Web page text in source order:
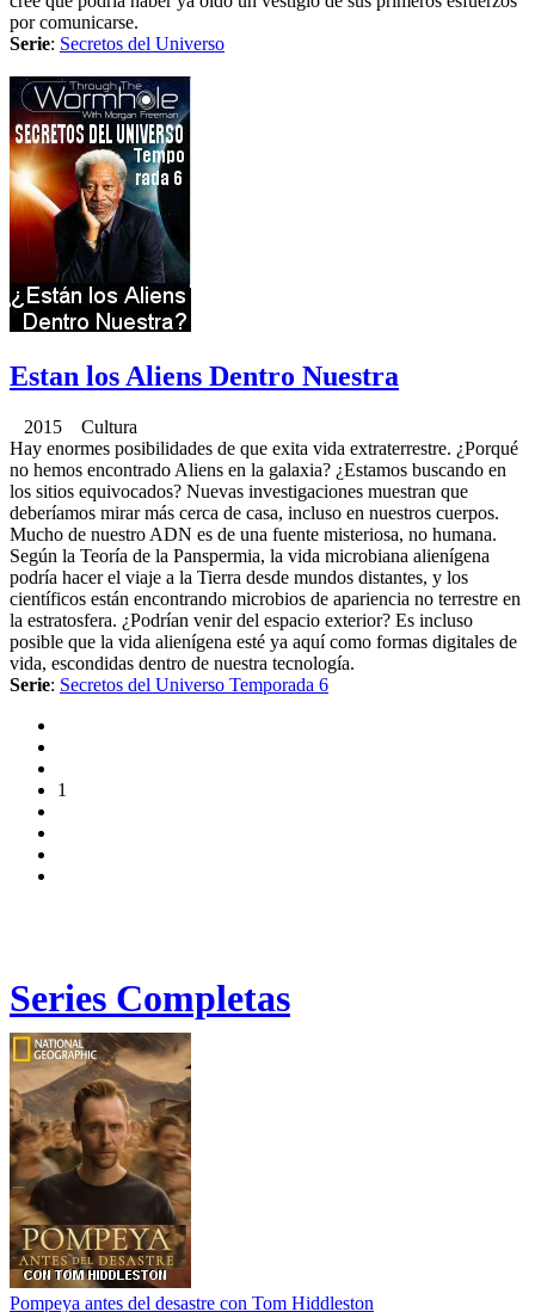
por comunicarse.
Serie: Secretos del Universo
Estan los Aliens Dentro Nuestra
2015 Cultura
Hay enormes posibilidades de que exita vida extraterrestre. ¿Porqué
no hemos encontrado Aliens en la galaxia? ¿Estamos buscando en
los sitios equivocados? Nuevas investigaciones muestran que
deberíamos mirar más cerca de casa, incluso en nuestros cuerpos.
Mucho de nuestro ADN es de una fuente misteriosa, no humana.
Según la Teoría de la Panspermia, la vida microbiana alienígena
podría hacer el viaje a la Tierra desde mundos distantes, y los
científicos están encontrando microbios de apariencia no terrestre en
la estratosfera. ¿Podrían venir del espacio exterior? Es incluso
posible que la vida alienígena esté ya aquí como formas digitales de
vida, escondidas dentro de nuestra tecnología.
Serie: Secretos del Universo Temporada 6
1
Series Completas
Pompeya antes del desastre con Tom Hiddleston